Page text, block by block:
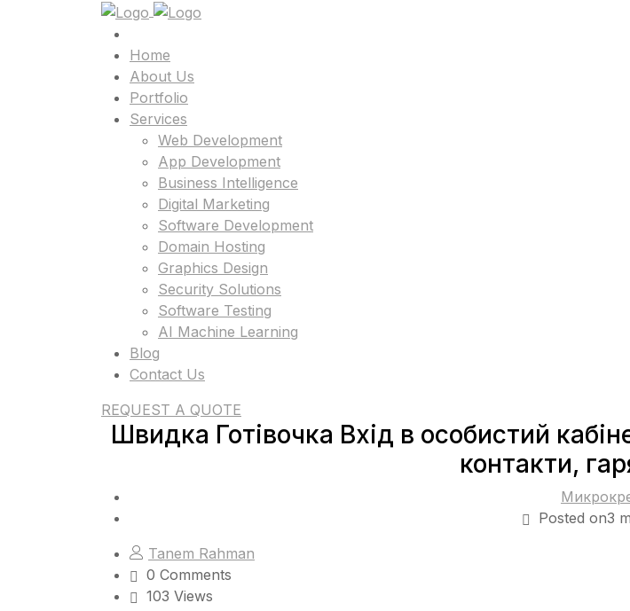
Home
About Us
Portfolio
Services
Web Development
App Development
Business Intelligence
Digital Marketing
Software Development
Domain Hosting
Graphics Design
Security Solutions
Software Testing
AI Machine Learning
Blog
Contact Us
REQUEST A QUOTE
Швидка Готівочка Вхід в особистий
контакти,
Posted on3
Tanem Rahman
0 Comments
103 Views